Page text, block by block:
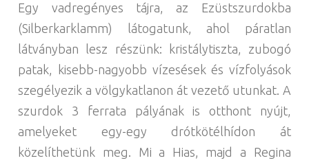
Egy vadregényes tájra, az Ezüstszurdokba
(Silberkarklamm) látogatunk, ahol páratlan
látványban lesz részünk: kristálytiszta, zubogó
patak, kisebb-nagyobb vízesések és vízfolyások
szegélyezik a völgykatlanon át vezető utunkat. A
szurdok 3 ferrata pályának is otthont nyújt,
amelyeket egy-egy drótkötélhídon át
közelíthetünk meg. Mi a Hias, majd a Regina